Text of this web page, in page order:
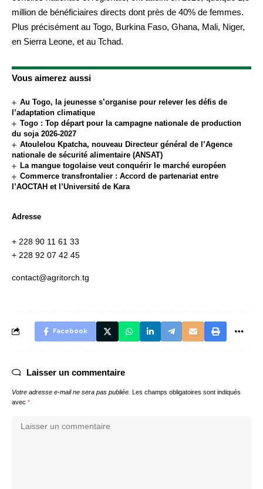
million de bénéficiaires directs dont près de 40% de femmes.
Plus précisément au Togo, Burkina Faso, Ghana, Mali, Niger,
en Sierra Leone, et au Tchad.
Vous aimerez aussi
Au Togo, la jeunesse s’organise pour relever les défis de
l’adaptation climatique
Togo : Top départ pour la campagne nationale de production
du soja 2026-2027
Atoulelou Kpatcha, nouveau Directeur général de l’Agence
nationale de sécurité alimentaire (ANSAT)
La mangue togolaise veut conquérir le marché européen
Commerce transfrontalier : Accord de partenariat entre
l’AOCTAH et l’Université de Kara
Adresse
+ 228 90 11 61 33
+ 228 92 07 42 45
contact@agritorch.tg
Facebook
Laisser un commentaire
Votre adresse e-mail ne sera pas publiée. Les champs obligatoires sont indiqués
avec *